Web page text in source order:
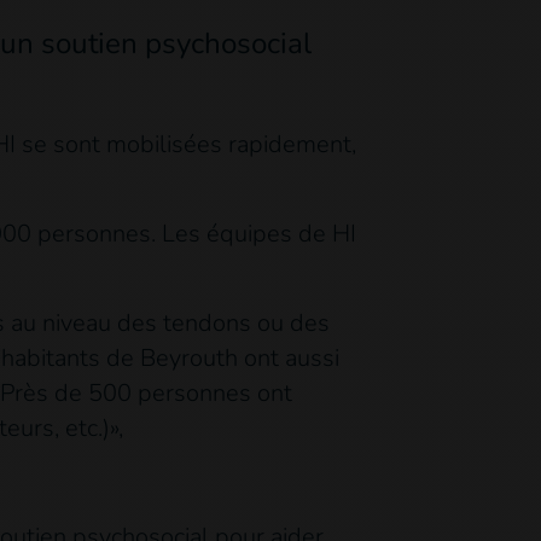
soutien psychosocial
se sont mobilisées rapidement,
personnes. Les équipes de HI
niveau des tendons ou des
de Beyrouth ont aussi
de 500 personnes ont
etc.)»,